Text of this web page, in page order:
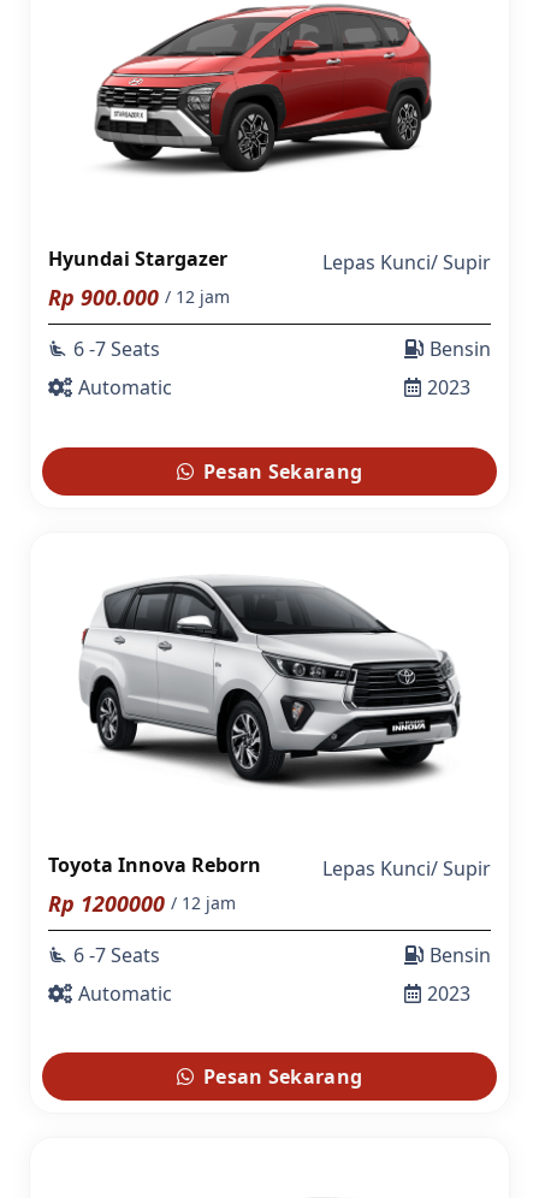
Hyundai Stargazer Lepas Kunci/Supir
Rp 900.000 / 12 jam
airline_seat_recline_extra 6 -7 Seats
Automatic
Bensin
2023
Pesan Sekarang
Toyota Innova Reborn Lepas Kunci/Supir
Rp 1200000 / 12 jam
airline_seat_recline_extra 6 -7 Seats
Automatic
Bensin
2023
Pesan Sekarang